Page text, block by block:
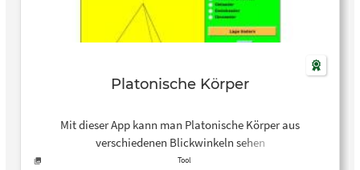
Platonische Körper
Mit dieser App kann man Platonische Körper aus
verschiedenen Blickwinkeln sehen
Tool